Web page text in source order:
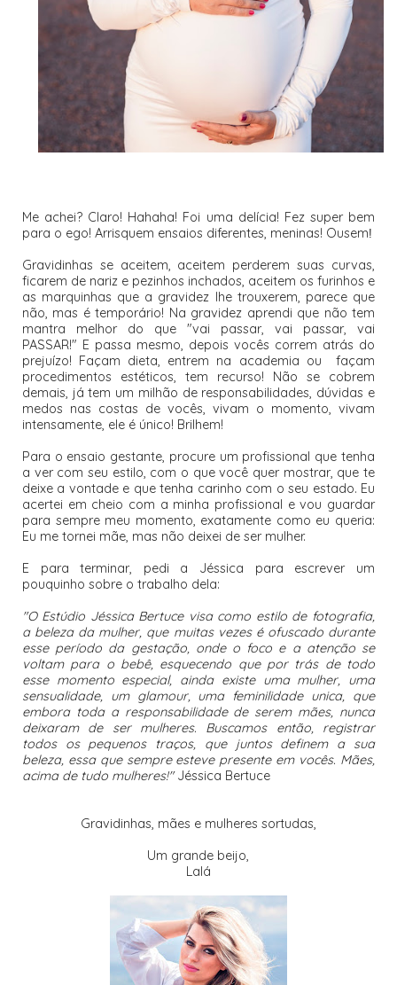
Me achei? Claro! Hahaha! Foi uma delícia! Fez super bem
para o ego! Arrisquem ensaios diferentes, meninas! Ousem!
Gravidinhas se aceitem, aceitem perderem suas curvas,
ficarem de nariz e pezinhos inchados, aceitem os furinhos e
as marquinhas que a gravidez lhe trouxerem, parece que
não, mas é temporário! Na gravidez aprendi que não tem
mantra melhor do que "vai passar, vai passar, vai
PASSAR!" E passa mesmo, depois vocês correm atrás do
prejuízo! Façam dieta, entrem na academia ou façam
procedimentos estéticos, tem recurso! Não se cobrem
demais, já tem um milhão de responsabilidades, dúvidas e
medos nas costas de vocês, vivam o momento, vivam
intensamente, ele é único! Brilhem!
Para o ensaio gestante, procure um profissional que tenha
a ver com seu estilo, com o que você quer mostrar, que te
deixe a vontade e que tenha carinho com o seu estado. Eu
acertei em cheio com a minha profissional e vou guardar
para sempre meu momento, exatamente como eu queria:
Eu me tornei mãe, mas não deixei de ser mulher.
E para terminar, pedi a Jéssica para escrever um
pouquinho sobre o trabalho dela:
"O Estúdio Jéssica Bertuce visa como estilo de fotografia,
a beleza da mulher, que muitas vezes é ofuscado durante
esse período da gestação, onde o foco e a atenção se
voltam para o bebê, esquecendo que por trás de todo
esse momento especial, ainda existe uma mulher, uma
sensualidade, um glamour, uma feminilidade unica, que
embora toda a responsabilidade de serem mães, nunca
deixaram de ser mulheres. Buscamos então, registrar
todos os pequenos traços, que juntos definem a sua
beleza, essa que sempre esteve presente em vocês. Mães,
acima de tudo mulheres!"Jéssica Bertuce
Gravidinhas, mães e mulheres sortudas,
Um grande beijo,
Lalá